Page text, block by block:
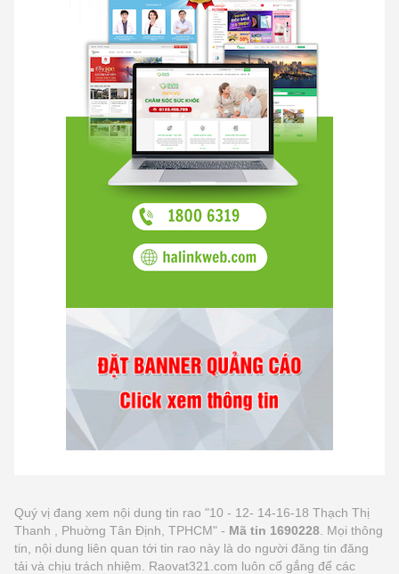
Quý vị đang xem nội dung tin rao "10 - 12- 14-16-18 Thạch Thị
Thanh , Phuờng Tân Định, TPHCM" - Mã tin 1690228 . Mọi thông
tin, nội dung liên quan tới tin rao này là do người đăng tin đăng
tải và chịu trách nhiệm. Raovat321.com luôn cố gắng để các